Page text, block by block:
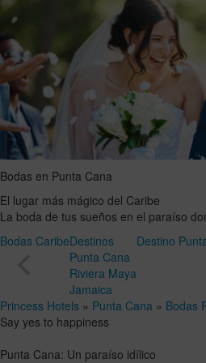
Bodas en Punta Cana
El lugar más mágico del Caribe
La boda de tus sueños en el paraíso
Bodas CaribeDestinos
Punta Cana
Riviera Maya
Jamaica
Destino
Princess Hotels » Punta Cana » Bodas
Say yes to happiness
Punta Cana: Un paraíso idílico